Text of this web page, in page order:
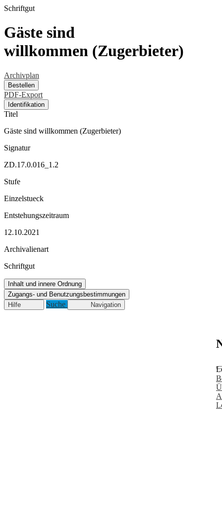
Schriftgut
Gäste sind
willkommen (Zugerbieter)
Archivplan
Bestellen
PDF-Export
Identifikation
Titel
Gäste sind willkommen (Zugerbieter)
Signatur
ZD.17.0.016_1.2
Stufe
Einzelstueck
Entstehungszeitraum
12.10.2021
Archivalienart
Schriftgut
Inhalt und innere Ordnung
Zugangs- und Benutzungsbestimmungen
Hilfe
Suche Navigation